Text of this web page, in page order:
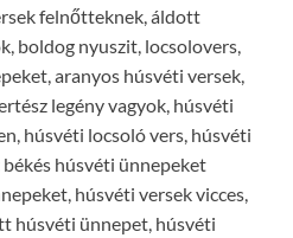
felnőtteknek, áldott
boldog nyuszit, locsolovers,
aranyos húsvéti versek,
legény vagyok, húsvéti
húsvéti locsoló vers, húsvéti
húsvéti ünnepeket
húsvéti versek vicces,
húsvéti ünnepet, húsvéti